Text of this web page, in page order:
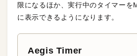
限になるほか、実行中のタイマーを
に表示できるようになります。
Aegis Timer